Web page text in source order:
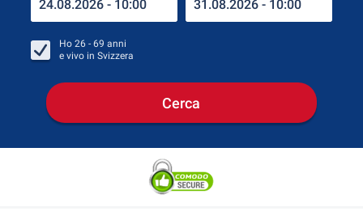
Ho 26 - 69 anni
e vivo in Svizzera
Cerca